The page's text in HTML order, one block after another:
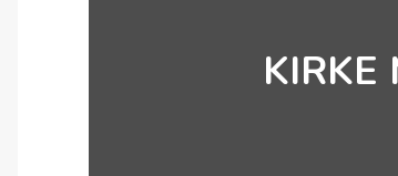
KIRKE